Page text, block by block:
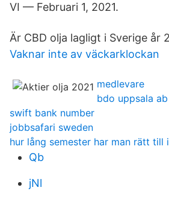
VI — Februari 1, 2021.
Är CBD olja lagligt i Sverige år
Vaknar inte av väckarklockan
medlevare
bdo uppsala ab
swift bank number
jobbsafari sweden
hur lång semester har man rätt till
Qb
jNl